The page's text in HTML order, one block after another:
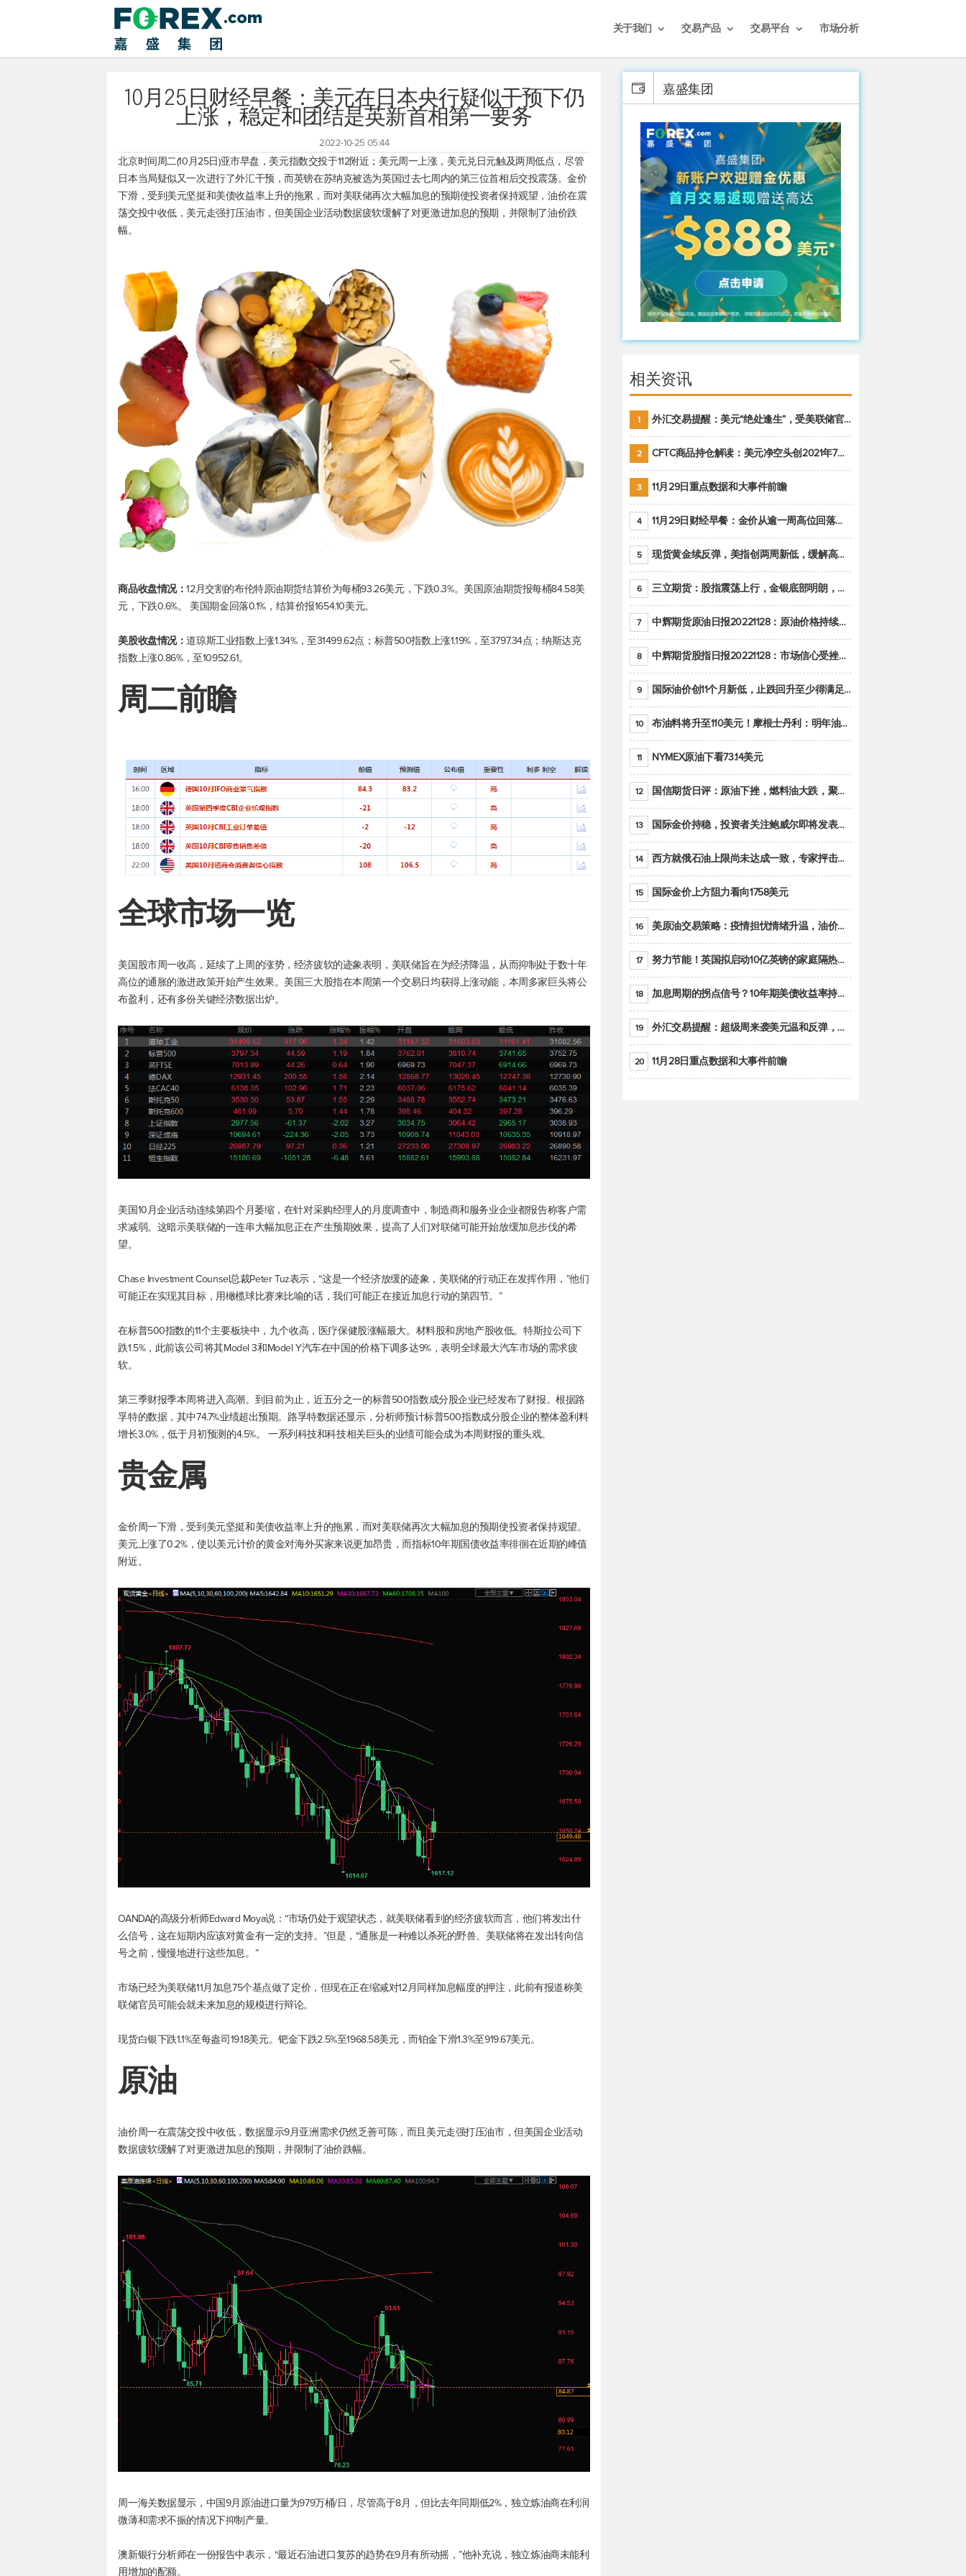
关于我们 交易产品 交易平台 市场分析
10月25日财经早餐：美元在日本央行疑似干预下仍
上涨，稳定和团结是英新首相第一要务
2022-10-25 05:44
北京时间周二(10月25日)亚市早盘， 美元指数交投于112附近；美元周一上涨， 美元兑日元触及两周低点，尽管
日本当局疑似又一次进行了外汇干预，而英镑在苏纳克被选为英国过去七周内的第三位首相后交投震荡。金价
下滑，受到美元坚挺和美债收益率上升的拖累，而对美联储再次大幅加息的预期使投资者保持观望，油价在震
荡交投中收低，美元走强打压油市，但美国企业活动数据疲软缓解了对更激进加息的预期，并限制了油价跌
幅。
商品收盘情况：12月交割的布伦特原油期货结算价为每桶93.26美元，下跌0.3%。美国原油期货报每桶84.58美
元，下跌0.6%。 美国期金回落0.1%，结算价报1654.10美元。
美股收盘情况：道琼斯工业指数上涨1.34%，至31499.62点； 标普500指数上涨1.19%，至3797.34点；纳斯达克
指数上涨0.86%，至10952.61。
周二前瞻
全球市场一览
美国股市周一收高，延续了上周的涨势，经济疲软的迹象表明，美联储旨在为经济降温，从而抑制处于数十年
高位的通胀的激进政策开始产生效果。美国三大股指在本周第一个交易日均获得上涨动能，本周多家巨头将公
布盈利，还有多份关键经济数据出炉。
美国10月企业活动连续第四个月萎缩，在针对采购经理人的月度调查中，制造商和服务业企业都报告称客户需
求减弱。这暗示美联储的一连串大幅加息正在产生预期效果，提高了人们对联储可能开始放缓加息步伐的希
望。
Chase Investment Counsel总裁Peter Tuz表示，“这是一个经济放缓的迹象，美联储的行动正在发挥作用，”他们
可能正在实现其目标，用橄榄球比赛来比喻的话，我们可能正在接近加息行动的第四节。”
在标普500指数的11个主要板块中，九个收高，医疗保健股涨幅最大。材料股和房地产股收低。特斯拉公司下
跌1.5%，此前该公司将其Model 3和Model Y汽车在中国的价格下调多达9%，表明全球最大汽车市场的需求疲
软。
第三季财报季本周将进入高潮。到目前为止，近五分之一的标普500指数成分股企业已经发布了财报。根据路
孚特的数据，其中74.7%业绩超出预期。路孚特数据还显示，分析师预计标普500指数成分股企业的整体盈利料
增长3.0%，低于月初预测的4.5%。 一系列科技和科技相关巨头的业绩可能会成为本周财报的重头戏。
贵金属
金价周一下滑，受到美元坚挺和美债收益率上升的拖累，而对美联储再次大幅加息的预期使投资者保持观望。
美元上涨了0.2%，使以美元计价的黄金对海外买家来说更加昂贵，而指标10年期国债收益率徘徊在近期的峰值
附近。
OANDA的高级分析师Edward Moya说：“市场仍处于观望状态，就美联储看到的经济疲软而言，他们将发出什
么信号，这在短期内应该对黄金有一定的支持。”但是，“通胀是一种难以杀死的野兽。美联储将在发出转向信
号之前，慢慢地进行这些加息。”
市场已经为美联储11月加息75个基点做了定价，但现在正在缩减对12月同样加息幅度的押注，此前有报道称美
联储官员可能会就未来加息的规模进行辩论。
现货白银下跌1.1%至每盎司19.18美元。钯金下跌2.5%至1968.58美元，而铂金下滑1.3%至919.67美元。
原油
油价周一在震荡交投中收低，数据显示9月亚洲需求仍然乏善可陈，而且美元走强打压油市，但美国企业活动
数据疲软缓解了对更激进加息的预期，并限制了油价跌幅。
周一海关数据显示，中国9月原油进口量为979万桶/日，尽管高于8月，但比去年同期低2%，独立炼油商在利润
微薄和需求不振的情况下抑制产量。
澳新银行分析师在一份报告中表示，“最近石油进口复苏的趋势在9月有所动摇，”他补充说，独立炼油商未能利
用增加的配额。
嘉盛集团
相关资讯
1 外汇交易提醒：美元“绝处逢生”，受美联储官员鹰派讲话支撑
2 CFTC商品持仓解读：美元净空头创2021年7月以来最大，黄金期货投机性净多头头寸减少
3 11月29日重点数据和大事件前瞻
4 11月29日财经早餐：金价从逾一周高位回落，美联储官员重申鹰派立场推动美元回升
5 现货黄金续反弹，美指创两周新低，缓解高通胀美国须治本
6 三立期货：股指震荡上行，金银底部明朗，原油偏弱走势(20221128收评)
7 中辉期货原油日报20221128：原油价格持续下降，市场关注OPEC+新一轮产能政策
8 中辉期货股指日报20221128：市场信心受挫，股指全线回调
9 国际油价创11个月新低，止跌回升至少得满足二大条件之一
10 布油料将升至110美元！摩根士丹利：明年油市面临七大不确定性
11 NYMEX原油下看73.14美元
12 国信期货日评：原油下挫，燃料油大跌，聚烯烃谨慎回调
13 国际金价持稳，投资者关注鲍威尔即将发表的讲话
14 西方就俄石油上限尚未达成一致，专家抨击限价是无用功
15 国际金价上方阻力看向1758美元
16 美原油交易策略：疫情担忧情绪升温，油价跌创年内新低
17 努力节能！英国拟启动10亿英镑的家庭隔热工程 减少能源消耗
18 加息周期的拐点信号？10年期美债收益率持续低于联邦基金利率目标区间
19 外汇交易提醒：超级周来袭美元温和反弹，警惕筑底可能性
20 11月28日重点数据和大事件前瞻